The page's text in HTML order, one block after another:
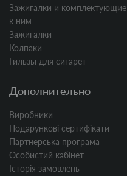
Зажигалки и комплектующие
к ним
Зажигалки
Колпаки
Гильзы для сигарет
Дополнительно
Виробники
Подарункові сертифікати
Партнерська програма
Особистий кабінет
Історія замовлень